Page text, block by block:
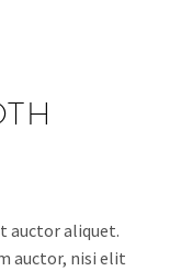
auctor aliquet.
auctor, nisi elit